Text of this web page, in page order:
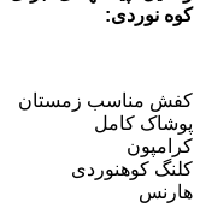
کوه نوردی:
کفش مناسب زمستان
پوشاک کامل
کرامپون
کلنگ کوهنوردی
هارنس